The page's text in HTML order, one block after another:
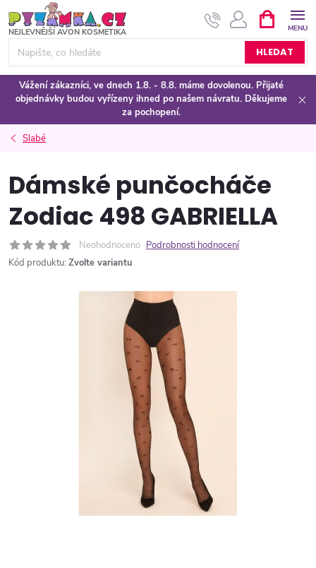
na
obsah
HLEDAT
NÁKUPNÍ
KOŠÍK
Vážení zákazníci, ve dnech 1.8. - 8.8. máme dovolenou. Přijaté
objednávky budou vyřízeny ihned po našem návratu. Děkujeme
za pochopení.
Slabé
Dámské punčocháče
Zodiac 498 GABRIELLA
Neohodnoceno Podrobnosti hodnocení
Kód produktu: Zvolte variantu